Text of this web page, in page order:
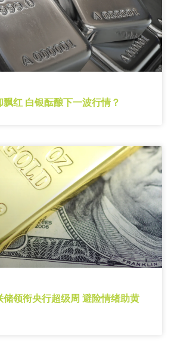
红 白银酝酿下一波行情？
储领衔央行超级周 避险情绪助黄